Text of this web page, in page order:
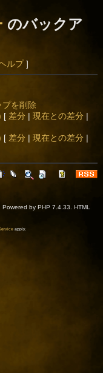
のバックア
ルプ]
を削除
[ 差分 |現在との差分 |
[ 差分 |現在との差分 |
Powered by PHP 7.4.33. HTML
apply.